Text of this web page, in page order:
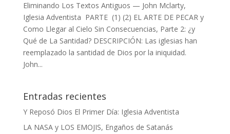
Eliminando Los Textos Antiguos — John Mclarty,
Iglesia Adventista PARTE (1) (2) EL ARTE DE PECAR y
Como Llegar al Cielo Sin Consecuencias, Parte 2: ¿y
Qué de La Santidad? DESCRIPCIÓN: Las iglesias han
reemplazado la santidad de Dios por la iniquidad.
John...
Entradas recientes
Y Reposó Dios El Primer Día: Iglesia Adventista
LA NASA y LOS EMOJIS, Engaños de Satanás